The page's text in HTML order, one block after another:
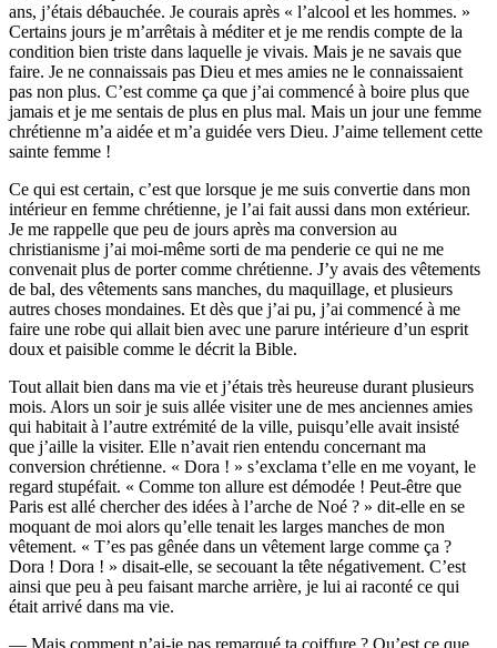
ans, j’étais débauchée. Je courais après « l’alcool et les hommes. »
Certains jours je m’arrêtais à méditer et je me rendis compte de la
condition bien triste dans laquelle je vivais. Mais je ne savais que
faire. Je ne connaissais pas Dieu et mes amies ne le connaissaient
pas non plus. C’est comme ça que j’ai commencé à boire plus que
jamais et je me sentais de plus en plus mal. Mais un jour une femme
chrétienne m’a aidée et m’a guidée vers Dieu. J’aime tellement cette
sainte femme !
Ce qui est certain, c’est que lorsque je me suis convertie dans mon
intérieur en femme chrétienne, je l’ai fait aussi dans mon extérieur.
Je me rappelle que peu de jours après ma conversion au
christianisme j’ai moi-même sorti de ma penderie ce qui ne me
convenait plus de porter comme chrétienne. J’y avais des vêtements
de bal, des vêtements sans manches, du maquillage, et plusieurs
autres choses mondaines. Et dès que j’ai pu, j’ai commencé à me
faire une robe qui allait bien avec une parure intérieure d’un esprit
doux et paisible comme le décrit la Bible.
Tout allait bien dans ma vie et j’étais très heureuse durant plusieurs
mois. Alors un soir je suis allée visiter une de mes anciennes amies
qui habitait à l’autre extrémité de la ville, puisqu’elle avait insisté
que j’aille la visiter. Elle n’avait rien entendu concernant ma
conversion chrétienne. « Dora ! » s’exclama t’elle en me voyant, le
regard stupéfait. « Comme ton allure est démodée ! Peut-être que
Paris est allé chercher des idées à l’arche de Noé ? » dit-elle en se
moquant de moi alors qu’elle tenait les larges manches de mon
vêtement. « T’es pas gênée dans un vêtement large comme ça ?
Dora ! Dora ! » disait-elle, se secouant la tête négativement. C’est
ainsi que peu à peu faisant marche arrière, je lui ai raconté ce qui
était arrivé dans ma vie.
— Mais comment n’ai-je pas remarqué ta coiffure ? Qu’est ce que